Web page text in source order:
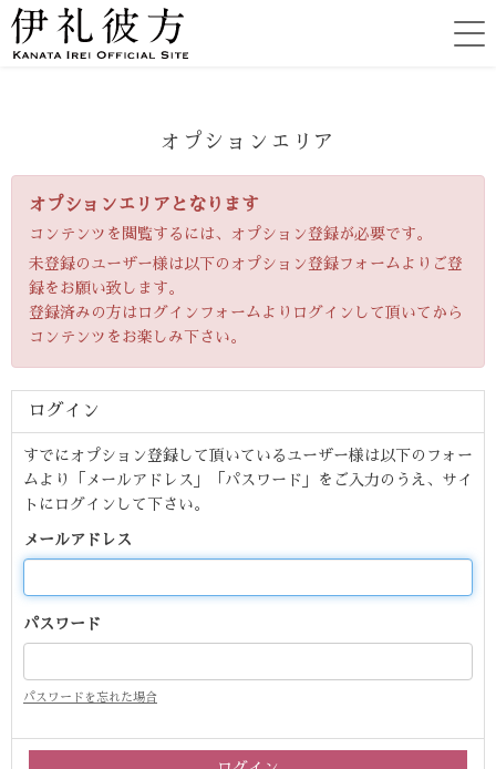
オプションエリア
オプションエリアとなります
コンテンツを閲覧するには、オプション登録が必要です。
未登録のユーザー様は以下のオプション登録フォームよりご登
録をお願い致します。
登録済みの方はログインフォームよりログインして頂いてから
コンテンツをお楽しみ下さい。
ログイン
すでにオプション登録して頂いているユーザー様は以下のフォー
ムより「メールアドレス」「パスワード」をご入力のうえ、サイ
トにログインして下さい。
メールアドレス
パスワード
パスワードを忘れた場合